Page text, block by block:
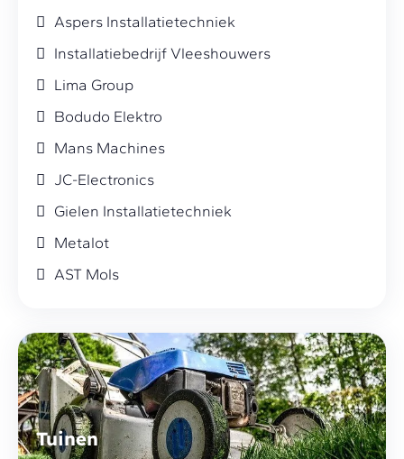
Aspers Installatietechniek
Installatiebedrijf Vleeshouwers
Lima Group
Bodudo Elektro
Mans Machines
JC-Electronics
Gielen Installatietechniek
Metalot
AST Mols
Tuinen